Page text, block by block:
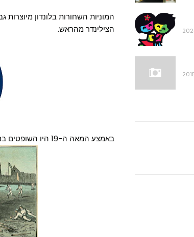
המוניות השחורות בלונדון
הצילינדר מהראש.
באמצע המאה ה-19 היו השופטים במשחק הבייסבול לובשים מגבעות על הראש.